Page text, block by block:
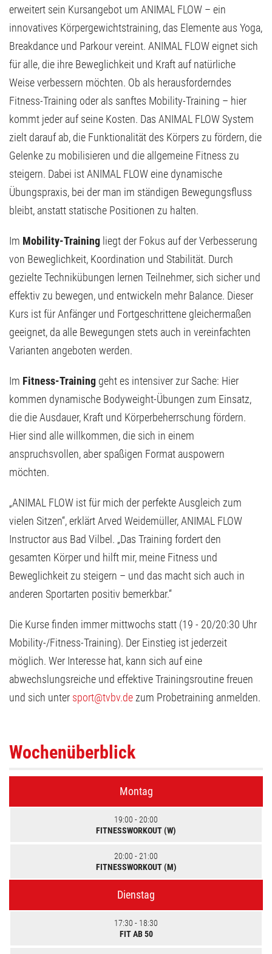
erweitert sein Kursangebot um ANIMAL FLOW – ein
innovatives Körpergewichtstraining, das Elemente aus Yoga,
Breakdance und Parkour vereint. ANIMAL FLOW eignet sich
für alle, die ihre Beweglichkeit und Kraft auf natürliche
Weise verbessern möchten. Ob als herausforderndes
Fitness-Training oder als sanftes Mobility-Training – hier
kommt jeder auf seine Kosten. Das ANIMAL FLOW System
zielt darauf ab, die Funktionalität des Körpers zu fördern, die
Gelenke zu mobilisieren und die allgemeine Fitness zu
steigern. Dabei ist ANIMAL FLOW eine dynamische
Übungspraxis, bei der man im ständigen Bewegungsfluss
bleibt, anstatt statische Positionen zu halten.
Im Mobility-Training liegt der Fokus auf der Verbesserung
von Beweglichkeit, Koordination und Stabilität. Durch
gezielte Technikübungen lernen Teilnehmer, sich sicher und
effektiv zu bewegen, und entwickeln mehr Balance. Dieser
Kurs ist für Anfänger und Fortgeschrittene gleichermaßen
geeignet, da alle Bewegungen stets auch in vereinfachten
Varianten angeboten werden.
Im Fitness-Training geht es intensiver zur Sache: Hier
kommen dynamische Bodyweight-Übungen zum Einsatz,
die die Ausdauer, Kraft und Körperbeherrschung fördern.
Hier sind alle willkommen, die sich in einem
anspruchsvollen, aber spaßigen Format auspowern
möchten.
„ANIMAL FLOW ist für mich der perfekte Ausgleich zum
vielen Sitzen“, erklärt Arved Weidemüller, ANIMAL FLOW
Instructor aus Bad Vilbel. „Das Training fordert den
gesamten Körper und hilft mir, meine Fitness und
Beweglichkeit zu steigern – und das macht sich auch in
anderen Sportarten positiv bemerkbar.“
Die Kurse finden immer mittwochs statt (19 - 20/20:30 Uhr
Mobility-/Fitness-Training). Der Einstieg ist jederzeit
möglich. Wer Interesse hat, kann sich auf eine
abwechslungsreiche und effektive Trainingsroutine freuen
und sich unter sport@tvbv.dezum Probetraining anmelden.
Wochenüberblick
Montag
19:00 - 20:00
FITNESSWORKOUT (W)
20:00 - 21:00
FITNESSWORKOUT (M)
Dienstag
17:30 - 18:30
FIT AB 50